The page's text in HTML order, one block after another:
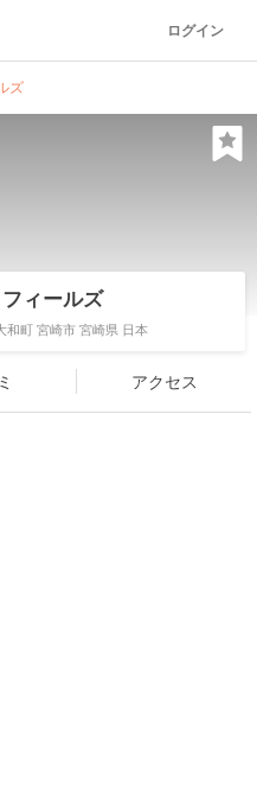
ログイン
ズ
ィールズ
和町 宮崎市 宮崎県 日本
アクセス